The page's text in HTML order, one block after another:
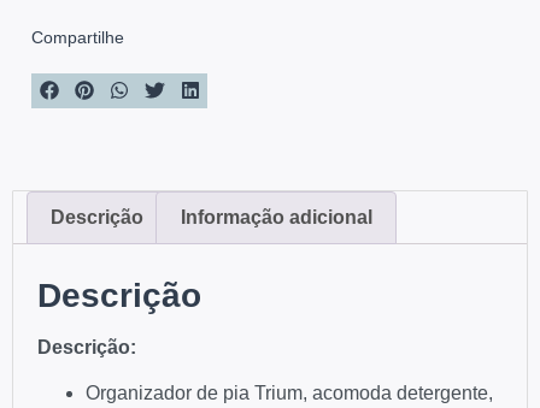
Compartilhe
Descrição Informação adicional
Descrição
Descrição:
Organizador de pia Trium, acomoda detergente,